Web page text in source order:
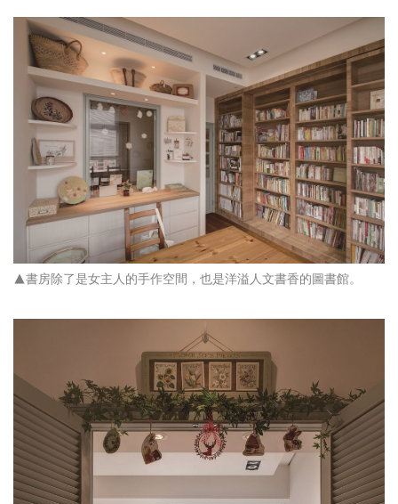
▲書房除了是女主人的手作空間，也是洋溢人文書香的圖書館。